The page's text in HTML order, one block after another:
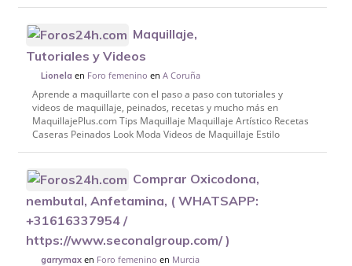
Maquillaje,
Tutoriales y Videos
Lionela en Foro femenino enA Coruña
Aprende a maquillarte con el paso a paso con tutoriales y
videos de maquillaje, peinados, recetas y mucho más en
MaquillajePlus.com Tips Maquillaje Maquillaje Artístico Recetas
Caseras Peinados Look Moda Videos de Maquillaje Estilo
Comprar Oxicodona,
nembutal, Anfetamina, ( WHATSAPP:
+31616337954 /
https://www.seconalgroup.com/ )
garrymax en Foro femenino en Murcia